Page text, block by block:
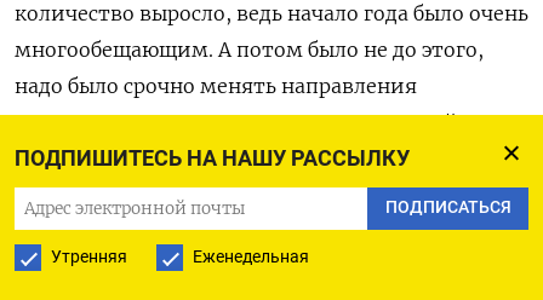
ПОДПИШИТЕСЬ НА НАШУ РАССЫЛКУ
ПОДПИСАТЬСЯ
Утренняя Еженедельная
количество выросло, ведь начало года было очень
многообещающим. А потом было не до этого,
надо было срочно менять направления
производства и продаж. В 2023 году людей
потребовалось еще больше. Получается, что за
два года прирост ВВП оказался меньше, чем
прирост занятой в экономике рабочей силы. Для
любителей считать можем сказать, что если